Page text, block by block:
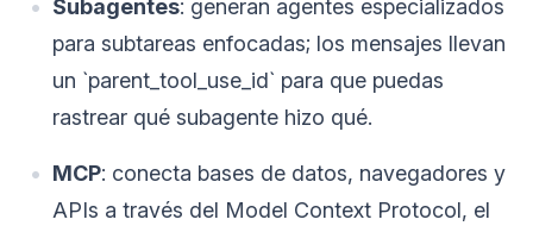
Subagentes: generan agentes especializados
para subtareas enfocadas; los mensajes llevan
un `parent_tool_use_id` para que puedas
rastrear qué subagente hizo qué.
MCP: conecta bases de datos, navegadores y
APIs a través del Model Context Protocol, el